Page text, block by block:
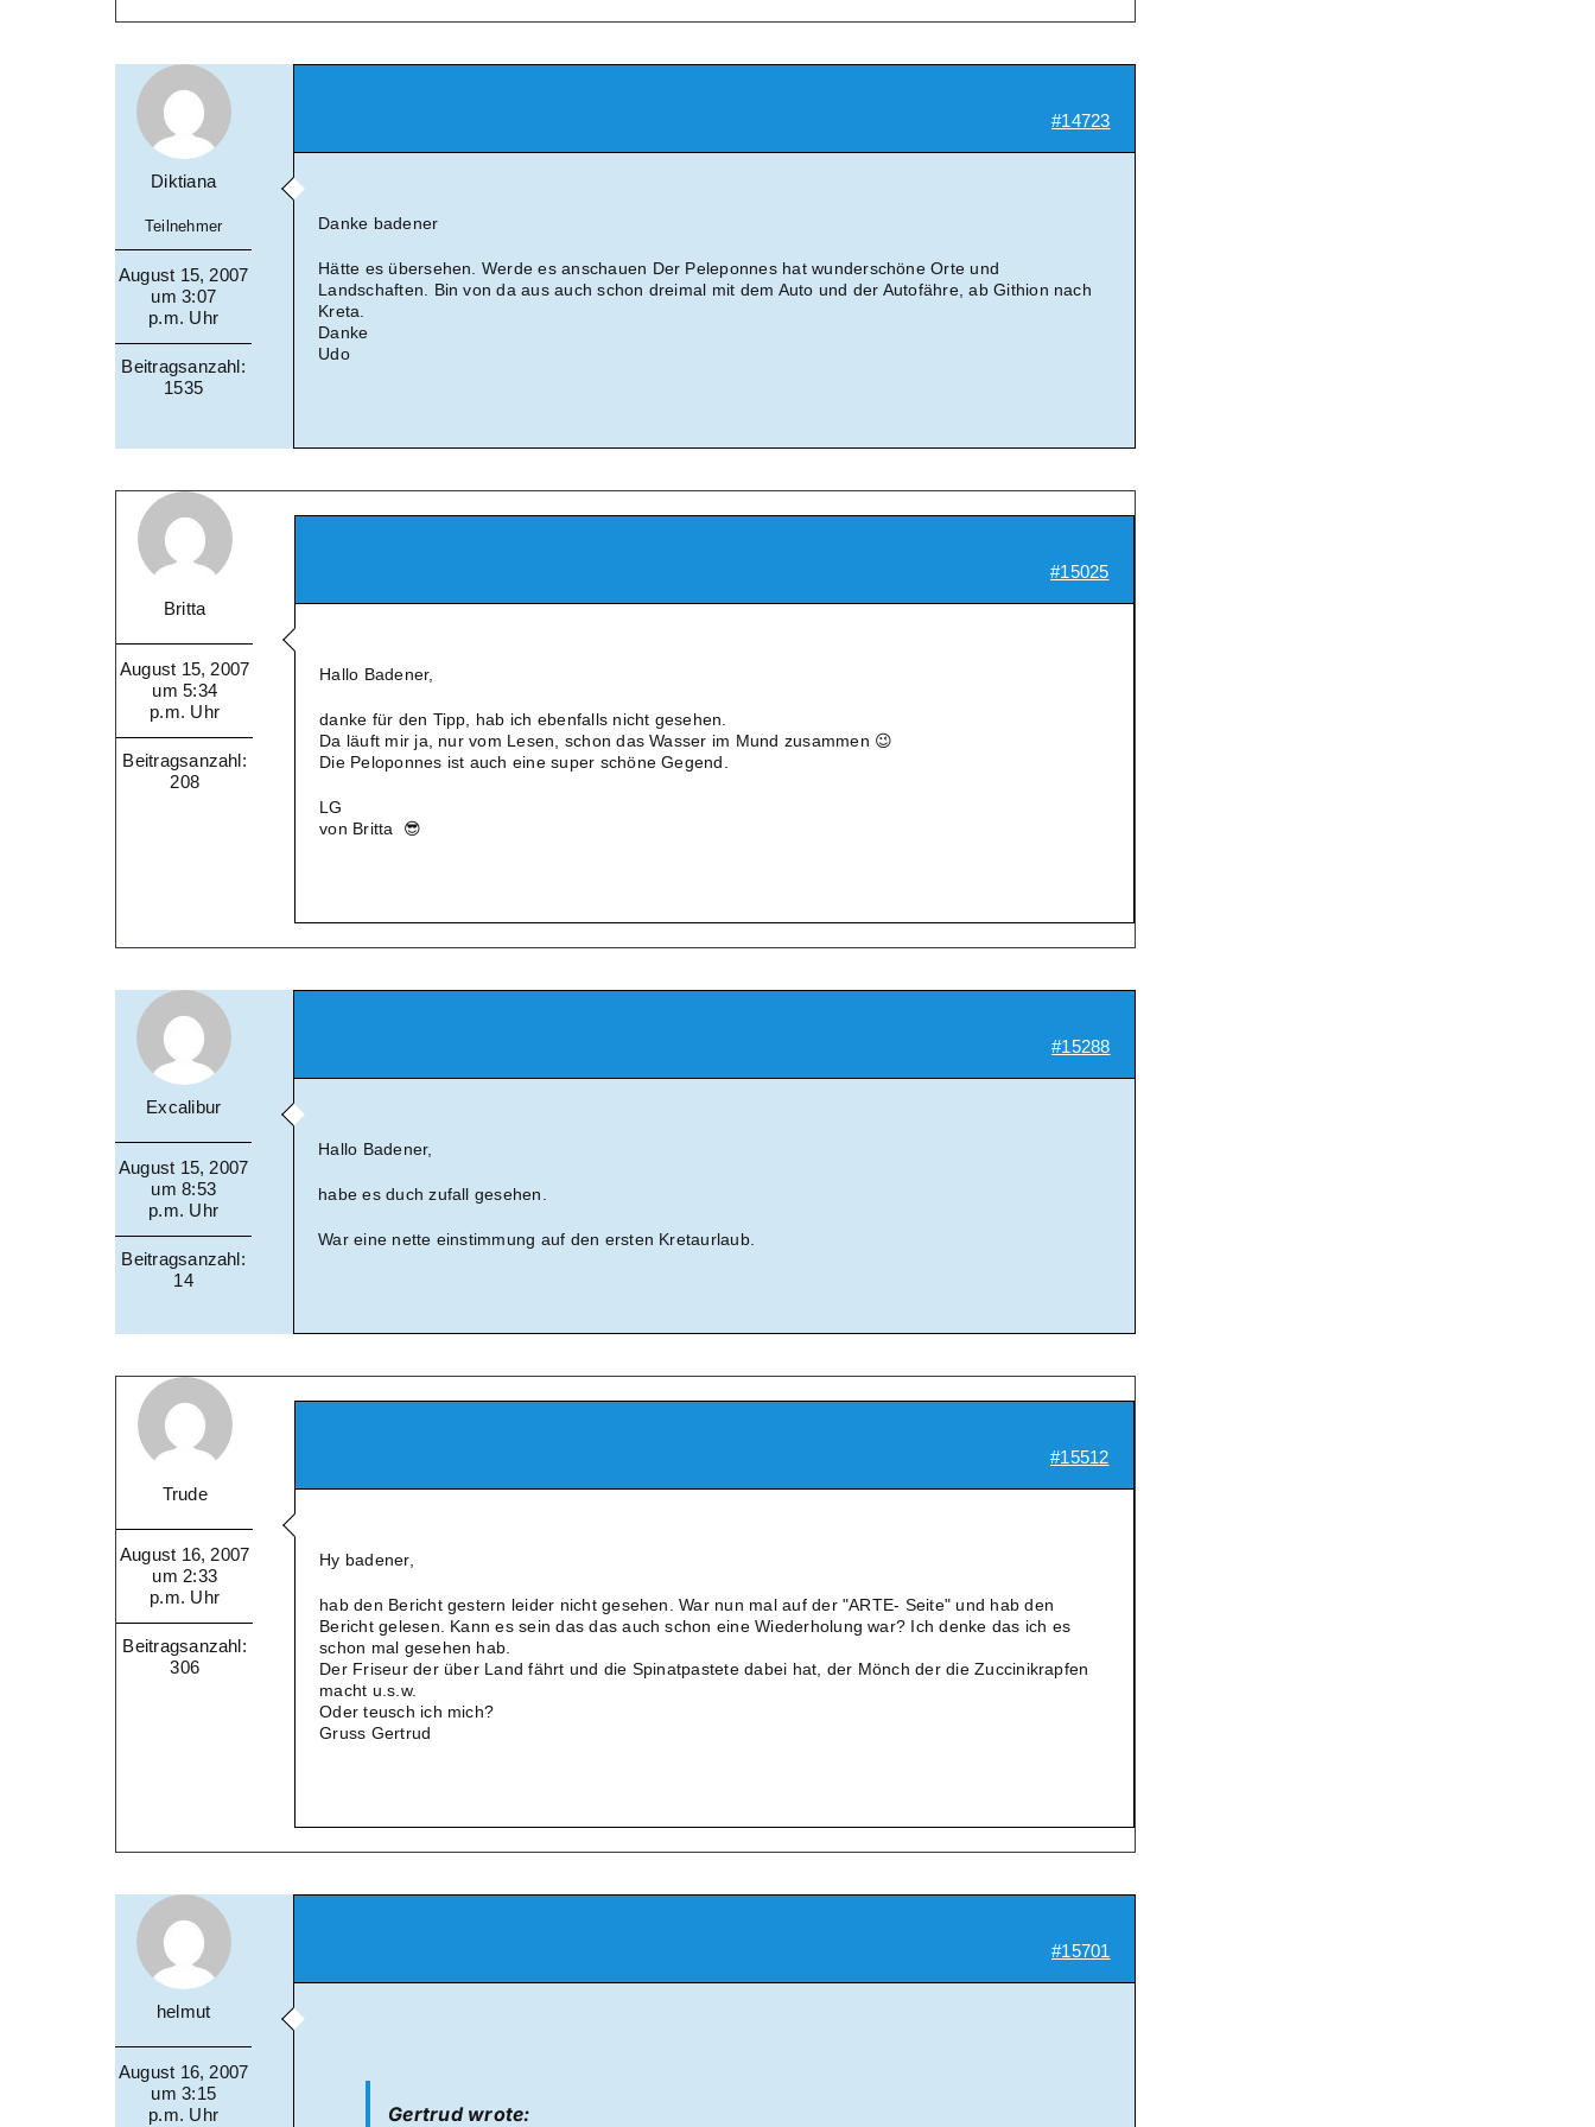
Diktiana
Teilnehmer
August 15, 2007
um 3:07
p.m. Uhr
Beitragsanzahl:
1535
#14723
Danke badener
Hätte es übersehen. Werde es anschauen Der Peleponnes hat wunderschöne Orte und
Landschaften. Bin von da aus auch schon dreimal mit dem Auto und der Autofähre, ab Githion nach
Kreta.
Danke
Udo
Britta
August 15, 2007
um 5:34
p.m. Uhr
Beitragsanzahl:
208
#15025
Hallo Badener,
danke für den Tipp, hab ich ebenfalls nicht gesehen.
Da läuft mir ja, nur vom Lesen, schon das Wasser im Mund zusammen 😉
Die Peloponnes ist auch eine super schöne Gegend.
LG
von Britta 😎
Excalibur
August 15, 2007
um 8:53
p.m. Uhr
Beitragsanzahl:
14
#15288
Hallo Badener,
habe es duch zufall gesehen.
War eine nette einstimmung auf den ersten Kretaurlaub.
Trude
August 16, 2007
um 2:33
p.m. Uhr
Beitragsanzahl:
306
#15512
Hy badener,
hab den Bericht gestern leider nicht gesehen. War nun mal auf der "ARTE- Seite" und hab den
Bericht gelesen. Kann es sein das das auch schon eine Wiederholung war? Ich denke das ich es
schon mal gesehen hab.
Der Friseur der über Land fährt und die Spinatpastete dabei hat, der Mönch der die Zuccinikrapfen
macht u.s.w.
Oder teusch ich mich?
Gruss Gertrud
helmut
August 16, 2007
um 3:15
p.m. Uhr
#15701
Gertrud wrote: